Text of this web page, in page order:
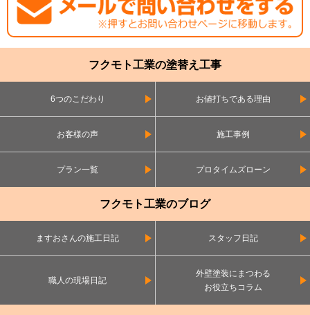
フクモト工業の塗替え工事
6つのこだわり お値打ちである理由
お客様の声 施工事例
プラン一覧 プロタイムズローン
フクモト工業のブログ
ますおさんの施工日記 スタッフ日記
職人の現場日記
外壁塗装にまつわる
お役立ちコラム